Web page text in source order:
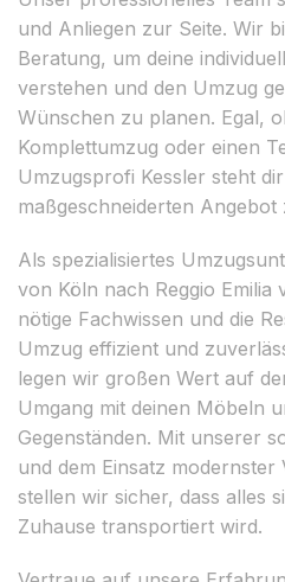
und Anliegen zur Seite. Wir
Beratung, um deine
verstehen und den Umzug
Wünschen zu planen. Egal,
Komplettumzug oder einen
Umzugsprofi Kessler steht
maßgeschneiderten Angebot
Als spezialisiertes
von Köln nach Reggio Emilia
nötige Fachwissen und die
Umzug effizient und
legen wir großen Wert auf
Umgang mit deinen Möbeln
Gegenständen. Mit unserer
und dem Einsatz modernster
stellen wir sicher, dass alles
Zuhause transportiert wird.